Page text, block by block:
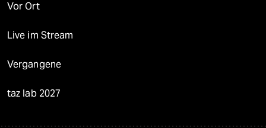
Vor Ort
Live im Stream
Vergangene
taz lab 2027